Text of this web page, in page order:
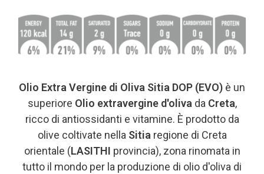
Olio Extra Vergine di Oliva Sitia DOP (EVO) è un
superiore Olio extravergine d'olivada Creta,
ricco di antiossidanti e vitamine. È prodotto da
olive coltivate nella Sitiaregione di Creta
orientale (LASITHI provincia), zona rinomata in
tutto il mondo per la produzione di olio d'oliva di